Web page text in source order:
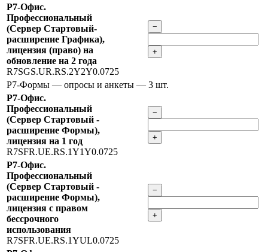
Р7-Офис.
Профессиональный
(Сервер Стартовый-
расширение Графика),
лицензия (право) на
обновление на 2 года
R7SGS.UR.RS.2Y2Y0.0725
−
+
Р7-Формы — опросы и анкеты — 3 шт.
Р7-Офис.
Профессиональный
(Сервер Стартовый -
расширение Формы),
лицензия на 1 год
R7SFR.UE.RS.1Y1Y0.0725
−
+
Р7-Офис.
Профессиональный
(Сервер Стартовый -
расширение Формы),
лицензия с правом
бессрочного
использования
R7SFR.UE.RS.1YUL0.0725
−
+